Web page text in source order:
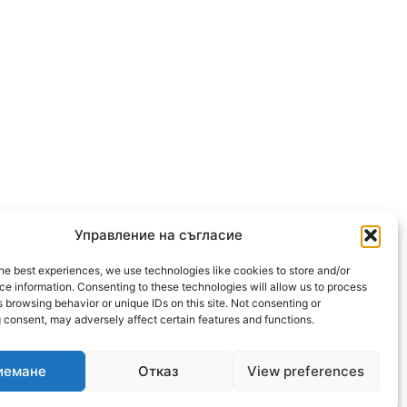
Управление на съгласие
best experiences, we use technologies like cookies to store and/or
information. Consenting to these technologies will allow us to process
browsing behavior or unique IDs on this site. Not consenting or
may adversely affect certain features and functions.
Отказ View preferences
US